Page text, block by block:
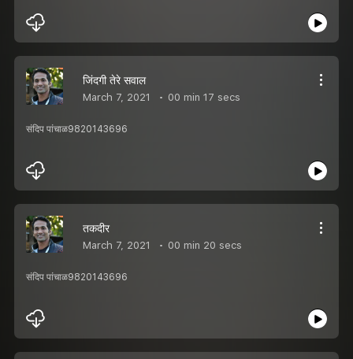
जिंदगी तेरे सवाल
March 7, 2021 00 min 17 secs
संदिप पांचाळ9820143696
तकदीर
March 7, 2021 00 min 20 secs
संदिप पांचाळ9820143696